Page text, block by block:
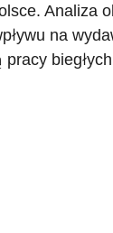
Analiza
na